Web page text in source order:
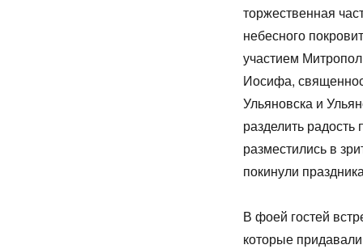
торжественная
небесного
участием
Иосифа,
Ульяновска и
разделить
разместились в
покинули
В фоей гостей
которые